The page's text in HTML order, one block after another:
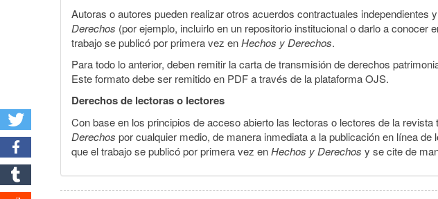
Autoras o autores pueden realizar otros acuerdos contractuales
Derechos (por ejemplo, incluirlo en un repositorio institucional o darlo a
trabajo se publicó por primera vez enHechos y Derechos.
Para todo lo anterior, deben remitir la carta de transmisión de derechos
Este formato debe ser remitido en PDF a través de la plataforma OJS.
Derechos de lectoras o lectores
Con base en los principios de acceso abierto las lectoras o lectores de la
Derechos por cualquier medio, de manera inmediata a la publicación en línea
que el trabajo se publicó por primera vez enHechos y Derechos y se cite de